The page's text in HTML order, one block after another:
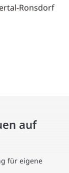
Ronsdorf
auf
für eigene